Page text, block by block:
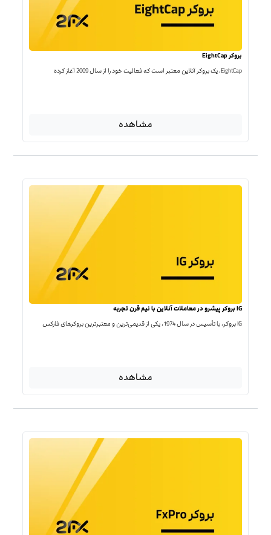
بروکر EightCap
EightCap، یک بروکر آنلاین معتبر است که فعالیت خود را از سال 2009 آغاز کرده
مشاهده
IG بروکر پیشرو در معاملات آنلاین با نیم قرن تجربه
IG بروکر، با تأسیس در سال 1974، یکی از قدیمی‌ترین و معتبرترین بروکرهای فارکس
مشاهده